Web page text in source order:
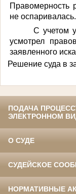
Правомерность
не оспаривалась.
С учетом
усмотрел
заявленного
Решение суда в
ПОДАЧА
ЭЛЕКТРОННОМ
О СУДЕ
СУДЕЙСКОЕ
НОРМАТИВНЫЕ